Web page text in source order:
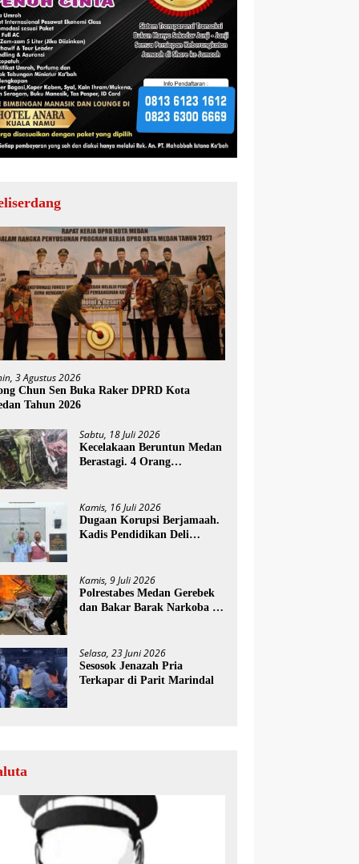
3 Agustus 2026
Chun Sen Buka Raker DPRD Kota
Tahun 2026
Sabtu, 18 Juli 2026
Kecelakaan Beruntun Medan
Berastagi. 4 Orang
Kamis, 16 Juli 2026
Dugaan Korupsi Berjamaah.
Kadis Pendidikan Deli
Kamis, 9 Juli 2026
Polrestabes Medan Gerebek
dan Bakar Barak Narkoba di
Selasa, 23 Juni 2026
Sesosok Jenazah Pria
Terkapar di Parit Marindal